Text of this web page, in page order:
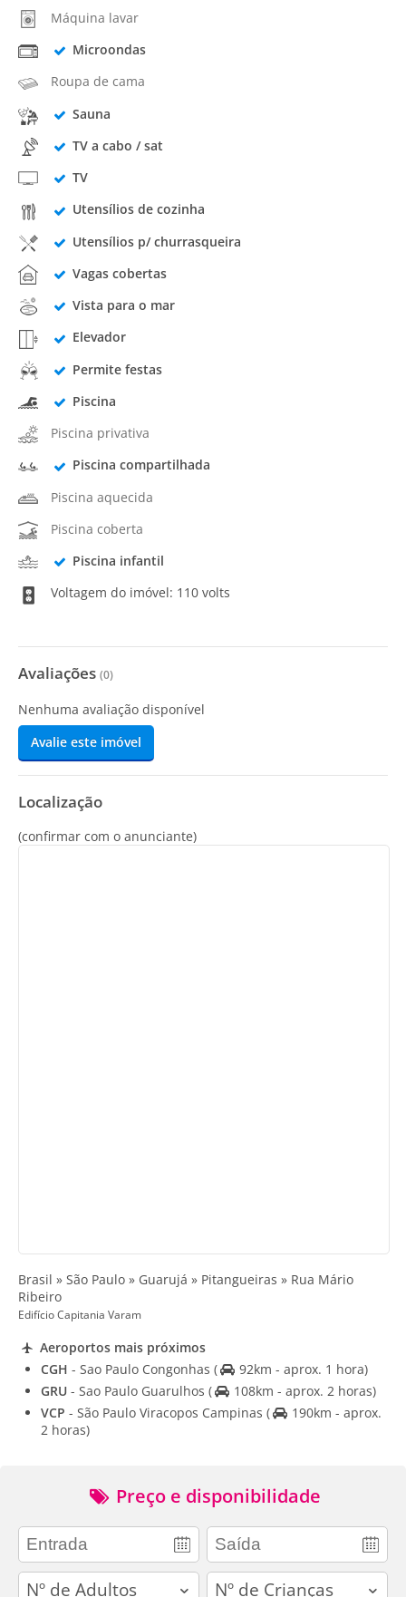
Máquina lavar
Microondas
Roupa de cama
Sauna
TV a cabo / sat
TV
Utensílios de cozinha
Utensílios p/ churrasqueira
Vagas cobertas
Vista para o mar
Elevador
Permite festas
Piscina
Piscina privativa
Piscina compartilhada
Piscina aquecida
Piscina coberta
Piscina infantil
Voltagem do imóvel: 110 volts
Avaliações (0)
Nenhuma avaliação disponível
Avalie este imóvel
Localização
(confirmar com o anunciante)
Brasil » São Paulo » Guarujá » Pitangueiras » Rua Mário
Ribeiro
Edifício Capitania Varam
Aeroportos mais próximos
CGH - Sao Paulo Congonhas (
92km - aprox. 1 hora)
GRU - Sao Paulo Guarulhos (
108km - aprox. 2 horas)
VCP - São Paulo Viracopos Campinas (
190km - aprox.
2 horas)
Preço e disponibilidade
adults children